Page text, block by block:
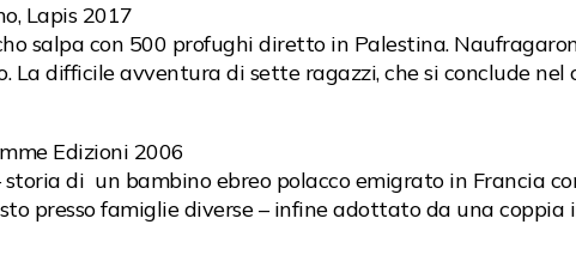
Lapis 2017
salpa con 500 profughi diretto in Palestina.
La difficile avventura di sette ragazzi, che si conclude
Edizioni 2006
storia di un bambino ebreo polacco emigrato in Francia
presso famiglie diverse – infine adottato da una coppia